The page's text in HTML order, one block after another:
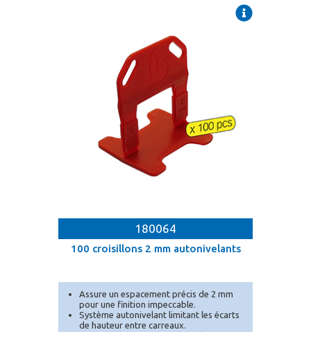
180064
100 croisillons 2 mm autonivelants
Assure un espacement précis de 2 mm
pour une finition impeccable.
Système autonivelant limitant les écarts
de hauteur entre carreaux.
Compatible avec toutes les cales MEJIX.